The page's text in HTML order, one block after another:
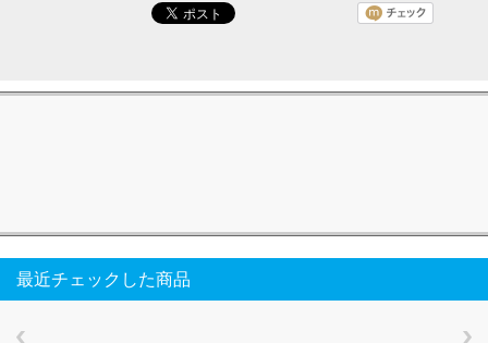
最近チェックした商品